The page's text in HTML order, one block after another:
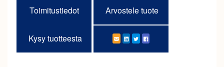
Toimitustiedot Arvostele tuote
Kysy tuotteesta